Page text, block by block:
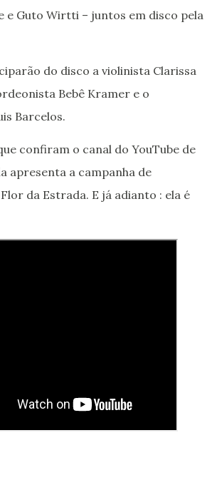
e Guto Wirtti – juntos em disco pela
do disco a violinista Clarissa
Bebê Kramer e o
Barcelos.
confiram o canal do YouTube de
apresenta a campanha de
da Estrada. E já adianto : ela é